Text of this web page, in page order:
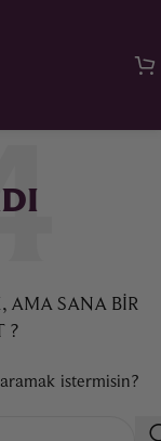
AMA SANA BIR
?
istermisin?